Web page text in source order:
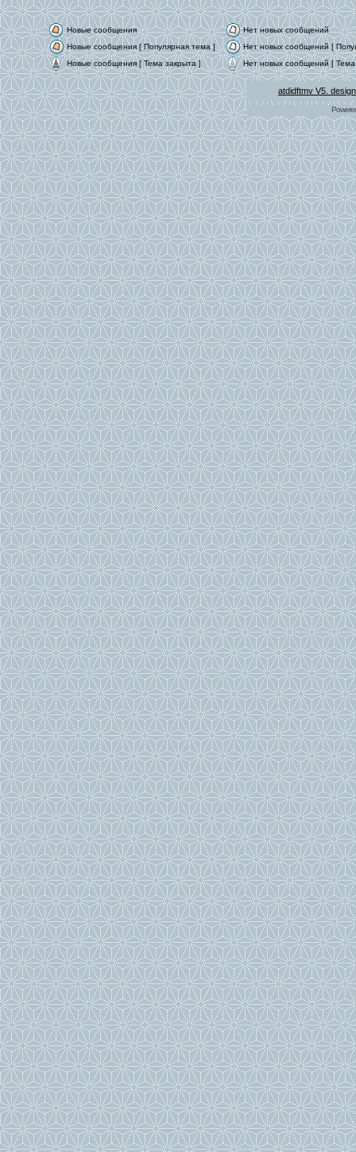
Новые сообщения
Нет новых сообщений
Новые сообщения [ Популярная тема ]
Нет новых сообщений [
Новые сообщения [ Тема закрыта ]
Нет новых сообщений [ Тема
atdidftmv V5.